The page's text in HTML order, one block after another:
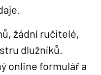
žádní ručitelé,
dlužníků.
online formulář a